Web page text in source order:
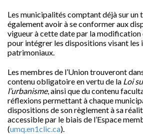
Les municipalités comptant déjà sur un
également avoir à se conformer aux
vigueur à cette date par la modification
pour intégrer les dispositions visant les
patrimoniaux.
Les membres de l’Union trouveront
contenu obligatoire en vertu de la Loi
l’urbanisme, ainsi que du contenu
réflexions permettant à chaque
dispositions de son règlement à sa
accessible par le biais de l’Espace
(umq.en1clic.ca).